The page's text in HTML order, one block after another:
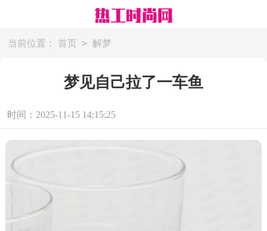
当前位置： 首页 > 解梦
梦见自己拉了一车鱼
时间：2025-11-15 14:15:25